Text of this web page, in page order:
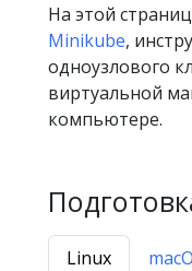
На этой
Minikube,
одноузлового
виртуальной
компьютере.
Linux